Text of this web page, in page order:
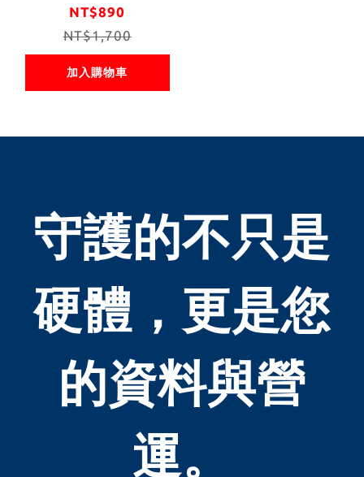
面板HUB5.25寸插
槽機殼前置面板 支
持多種作業系統
win11， linux，
電腦， 商業電腦，
NT$890
NT$1,700
加入購物車
守護的不只是
硬體，更是您
的資料與營
運。